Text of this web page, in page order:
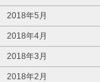
2018年5月
2018年4月
2018年3月
2018年2月